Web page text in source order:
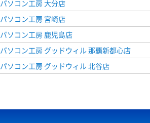
パソコン工房 大分店
パソコン工房 宮崎店
パソコン工房 鹿児島店
パソコン工房 グッドウィル 那覇新都心店
パソコン工房 グッドウィル 北谷店